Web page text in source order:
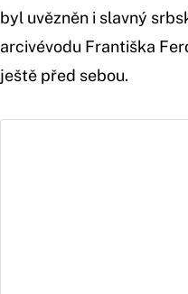
byl uvězněn i slavný
arcivévodu Františka
ještě před sebou.